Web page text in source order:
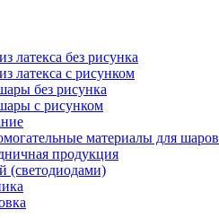
латекса без рисунка
латекса с рисунком
без рисунка
с рисунком
материалы для шаров
продукция
(светодиодами)